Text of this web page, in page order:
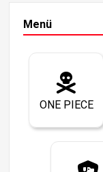
Menü
ONE PIECE